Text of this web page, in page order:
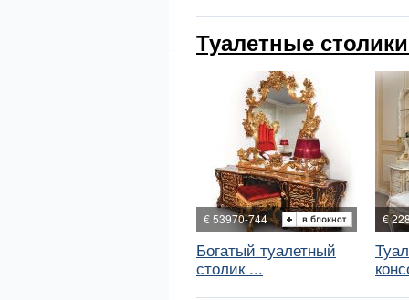
Туалетные
€ 53970-744
Богатый туалетный
столик ...
€